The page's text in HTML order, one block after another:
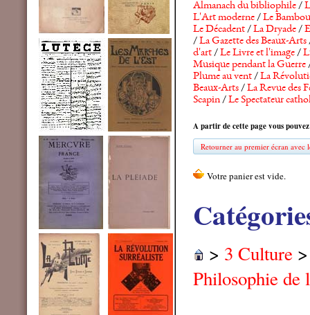
Almanach du bibliophile/
L'Art moderne/Le Bambou
Le Décadent/La Dryade/
/La Gazette des Beaux-Arts
d'art/Le Livre et l'image/
Musique pendant la Guerre
Plume au vent/La
Beaux-Arts/La Revue des
Scapin/Le Spectateur
A partir de cette page vous
Retourner au premier écran avec
> 3 Culture
Philosophie de